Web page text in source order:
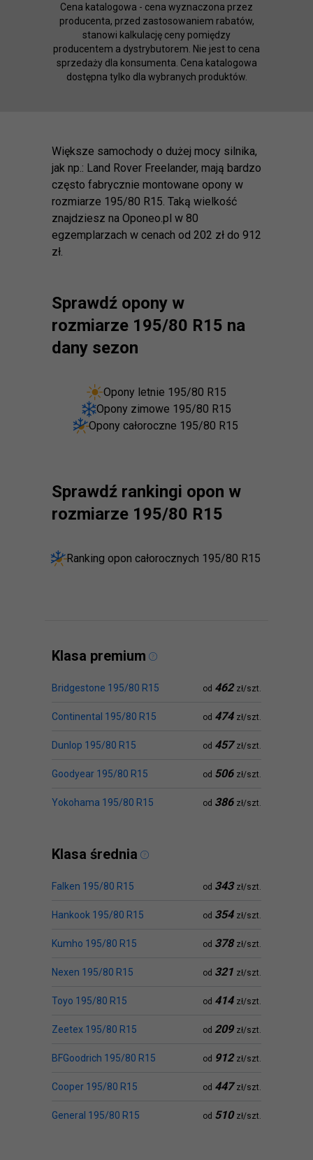
Cena katalogowa - cena wyznaczona przez
producenta, przed zastosowaniem rabatów,
stanowi kalkulację ceny pomiędzy
producentem a dystrybutorem. Nie jest to cena
sprzedaży dla konsumenta. Cena katalogowa
dostępna tylko dla wybranych produktów.
Większe samochody o dużej mocy silnika,
jak np.: Land Rover Freelander, mają bardzo
często fabrycznie montowane opony w
rozmiarze 195/80 R15. Taką wielkość
znajdziesz na Oponeo.pl w 80
egzemplarzach w cenach od 202 zł do 912
zł.
Sprawdź opony w
rozmiarze 195/80 R15 na
dany sezon
Opony letnie 195/80 R15
Opony zimowe 195/80 R15
Opony całoroczne 195/80 R15
Sprawdź rankingi opon w
rozmiarze 195/80 R15
Ranking opon całorocznych 195/80 R15
Klasa premium
Bridgestone 195/80 R15 od 462 zł/szt.
Continental 195/80 R15 od 474 zł/szt.
Dunlop 195/80 R15 od 457 zł/szt.
Goodyear 195/80 R15 od 506 zł/szt.
Yokohama 195/80 R15 od 386 zł/szt.
Klasa średnia
Falken 195/80 R15 od 343 zł/szt.
Hankook 195/80 R15 od 354 zł/szt.
Kumho 195/80 R15 od 378 zł/szt.
Nexen 195/80 R15 od 321 zł/szt.
Toyo 195/80 R15 od 414 zł/szt.
Zeetex 195/80 R15 od 209 zł/szt.
BFGoodrich 195/80 R15 od 912 zł/szt.
Cooper 195/80 R15 od 447 zł/szt.
General 195/80 R15 od 510 zł/szt.